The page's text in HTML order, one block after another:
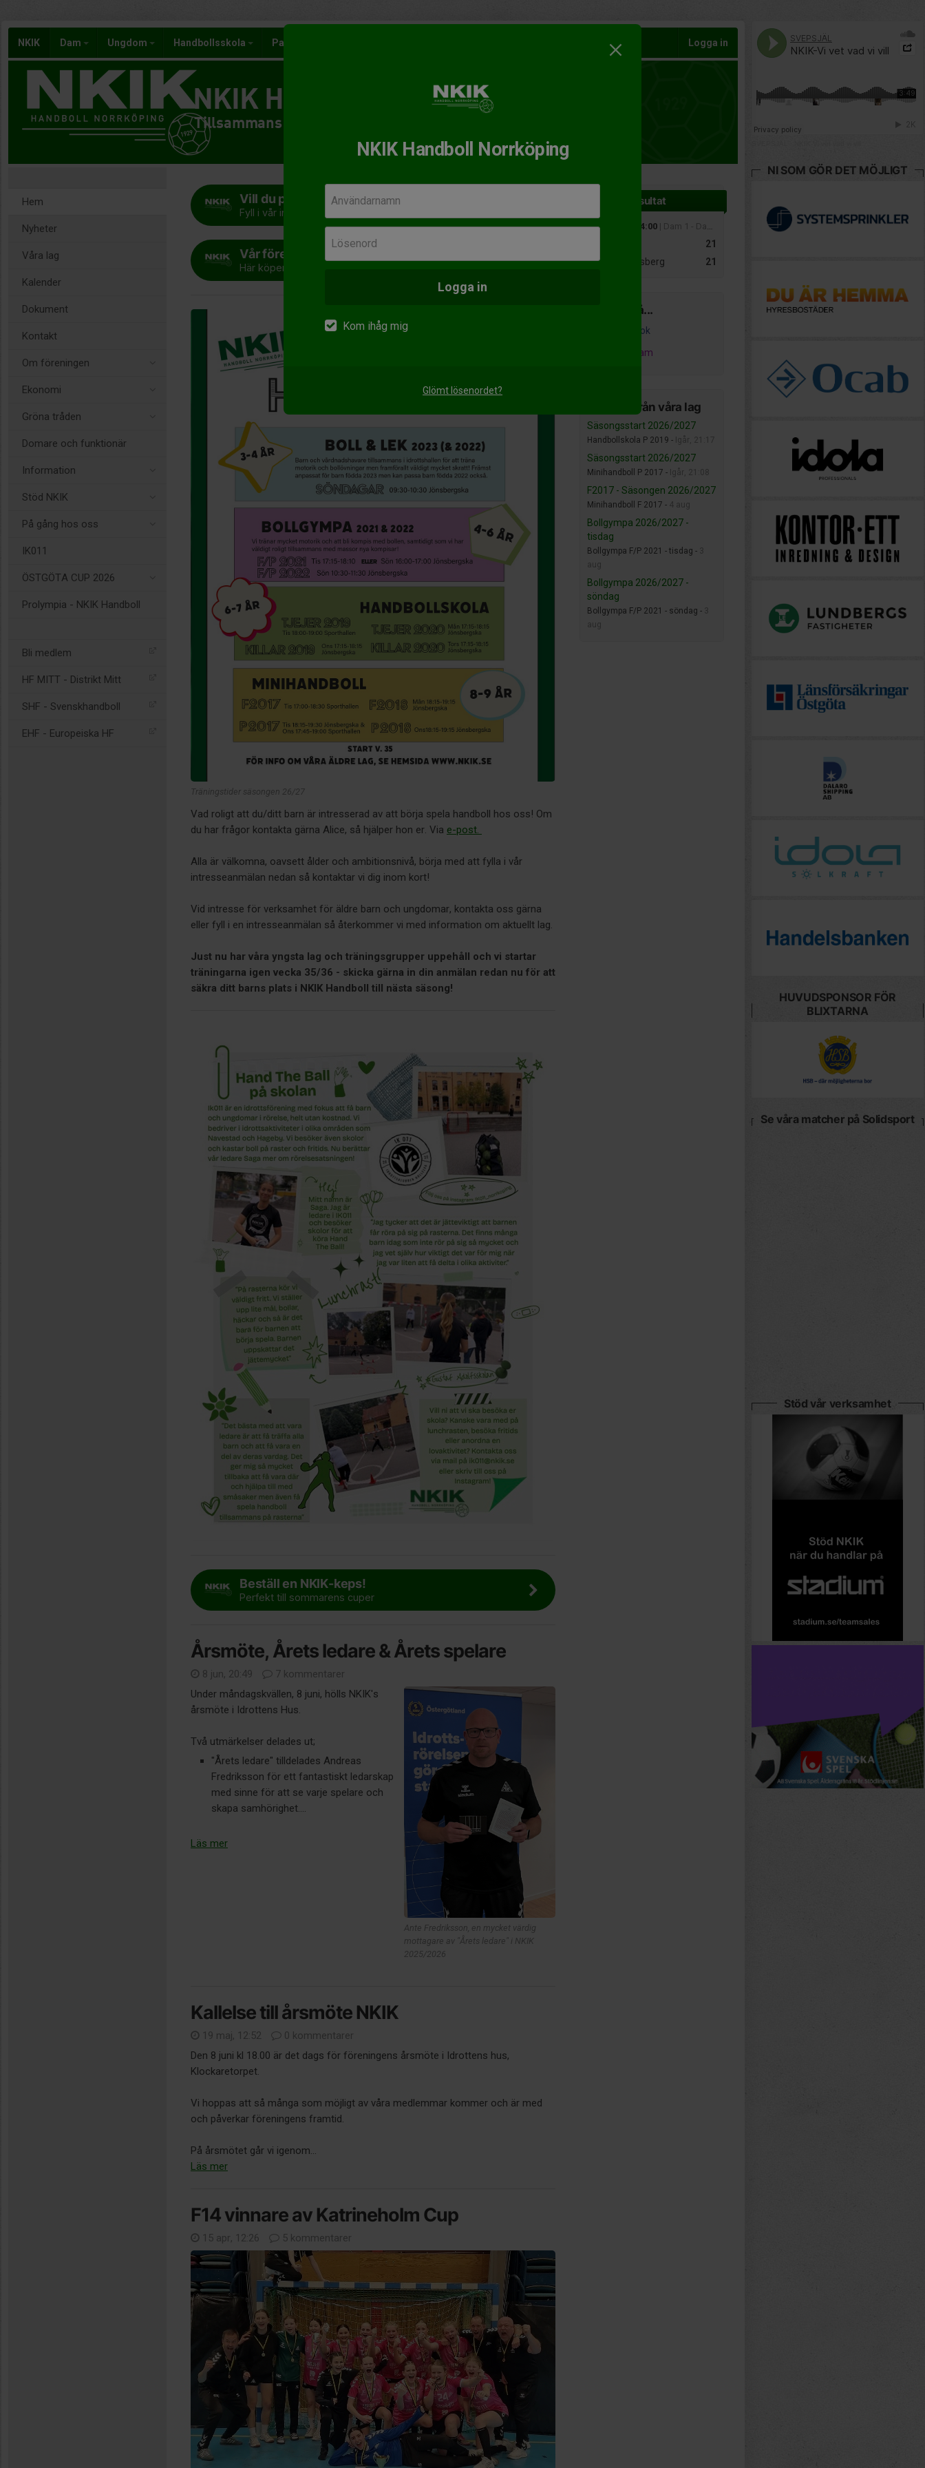
NKIK Dam Ungdom Handbollsskola Parahandboll Logga in
NKIK Handboll Norrköping
Användarnamn
Lösenord
Logga in
Kom ihåg mig
Glömt lösenordet?
NKIK Handboll Norrköping
Tillsammans är vi en förening på väg framåt
Hem
Nyheter
Våra lag
Kalender
Dokument
Kontakt
Om föreningen
Ekonomi
Gröna tråden
Domare och funktionär
Information
Stöd NKIK
På gång hos oss
IK011
ÖSTGÖTA CUP 2026
Prolympia - NKIK Handboll
Bli medlem
HF MITT - Distrikt Mitt
SHF - Svenskhandboll
EHF - Europeiska HF
Senaste resultat
Lör 14 mar 14:00 | Dam 1 - Dam 1 norra
21
21
LIF Lindesberg
Följ oss på...
Facebook
Instagram
Nyheter från våra lag
Säsongsstart 2026/2027
Handbollskola P 2019 - Igår, 21:17
Säsongsstart 2026/2027
Minihandboll P 2017 - Igår, 21:08
F2017 - Säsongen 2026/2027
Minihandboll F 2017 - 4 aug
Bollgympa 2026/2027 -
tisdag
Bollgympa F/P 2021 - tisdag - 3
aug
Bollgympa 2026/2027 -
söndag
Bollgympa F/P 2021 - söndag - 3
aug
Vill du prova på handboll?
Fyll i vår intresseanmälan inför hösten
Vår föreningsprofil på Stadium
Här köper du profilkläder från Hummel
Träningstider säsongen 26/27
Vad roligt att du/ditt barn är intresserad av att börja spela handboll hos oss! Om
du har frågor kontakta gärna Alice, så hjälper hon er. Via e-post.
Alla är välkomna, oavsett ålder och ambitionsnivå, börja med att fylla i vår
intresseanmälan nedan så kontaktar vi dig inom kort!
Vid intresse för verksamhet för äldre barn och ungdomar, kontakta oss gärna
eller fyll i en intresseanmälan så återkommer vi med information om aktuellt lag.
Just nu har våra yngsta lag och träningsgrupper uppehåll och vi startar
träningarna igen vecka 35/36 - skicka gärna in din anmälan redan nu för att
säkra ditt barns plats i NKIK Handboll till nästa säsong!
Beställ en NKIK-keps!
Perfekt till sommarens cuper
Årsmöte, Årets ledare & Årets spelare
8 jun, 20:49 7 kommentarer
Ante Fredriksson, en mycket värdig
mottagare av "Årets ledare" i NKIK
2025/2026
Under måndagskvällen, 8 juni, hölls NKIK's
årsmöte i Idrottens Hus.
Två utmärkelser delades ut;
"Årets ledare" tilldelades Andreas
Fredriksson för ett fantastiskt ledarskap
med sinne för att se varje spelare och
skapa samhörighet....
Läs mer
Kallelse till årsmöte NKIK
19 maj, 12:52
0 kommentarer
Den 8 juni kl 18.00 är det dags för föreningens årsmöte i Idrottens hus,
Klockaretorpet.
Vi hoppas att så många som möjligt av våra medlemmar kommer och är med
och påverkar föreningens framtid.
På årsmötet går vi igenom...
Läs mer
F14 vinnare av Katrineholm Cup
15 apr, 12:26 5 kommentarer
NI SOM GÖR DET MÖJLIGT
HUVUDSPONSOR FÖR
BLIXTARNA
Se våra matcher på Solidsport
Stöd vår verksamhet